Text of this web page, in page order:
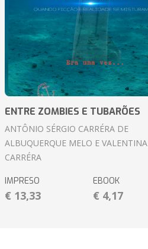
ENTRE ZOMBIES E TUBARÕES
ANTÔNIO SÉRGIO CARRÉRA DE
ALBUQUERQUE MELO E VALENTINA
CARRÉRA
IMPRESO
€ 13,33
EBOOK
€ 4,17